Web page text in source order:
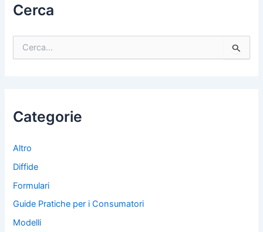
Cerca
Categorie
Altro
Diffide
Formulari
Guide Pratiche per i Consumatori
Modelli